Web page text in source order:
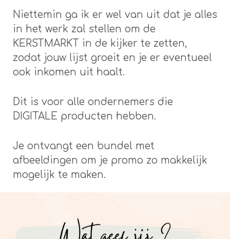
Niettemin ga ik er wel van uit dat je alles
in het werk zal stellen om de
KERSTMARKT in de kijker te zetten,
zodat jouw lijst groeit en je er eventueel
ook inkomen uit haalt.
Dit is voor alle ondernemers die
DIGITALE producten hebben.
Je ontvangt een bundel met
afbeeldingen om je promo zo makkelijk
mogelijk te maken.